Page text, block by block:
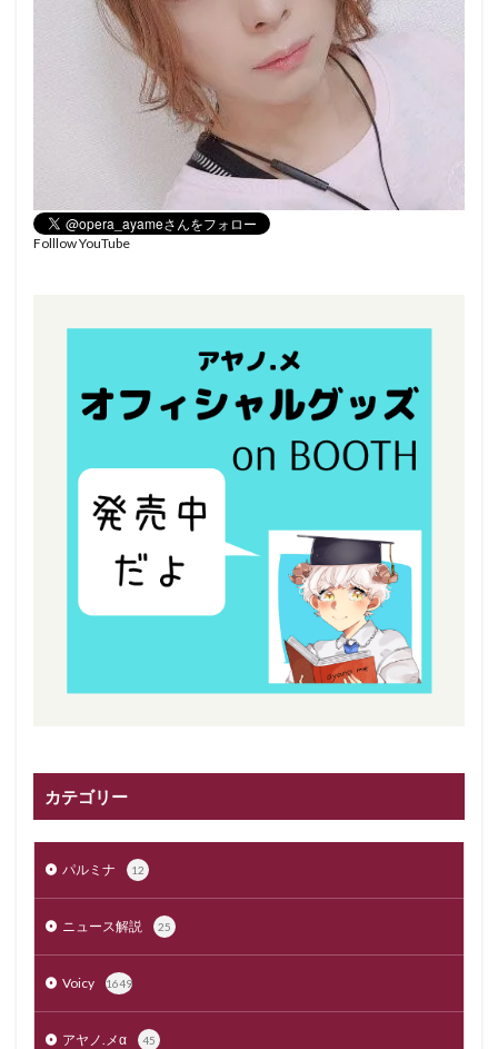
Folllow YouTube
カテゴリー
パルミナ 12
ニュース解説 25
Voicy 1649
アヤノ.メα 45